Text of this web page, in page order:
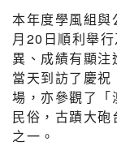
本年度學風組
月20日順利舉
異、成績有顯注
當天到訪了慶
場，亦參觀了「
民俗，古蹟大
之一。